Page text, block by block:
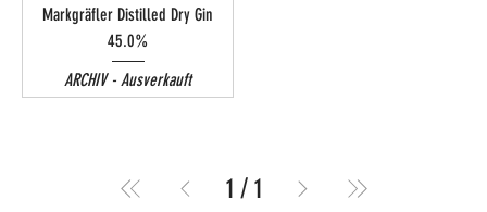
Markgräfler Distilled Dry Gin
45.0%
ARCHIV - Ausverkauft
1 / 1